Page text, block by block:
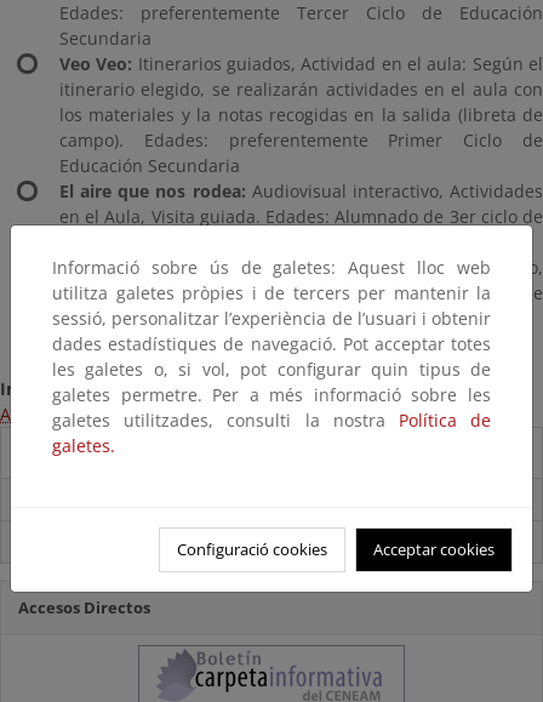
Edades: preferentemente Tercer Ciclo de Educación
Secundaria
Veo Veo: Itinerarios guiados, Actividad en el aula: Según el
itinerario elegido, se realizarán actividades en el aula con
los materiales y la notas recogidas en la salida (libreta de
campo). Edades: preferentemente Primer Ciclo de
Educación Secundaria
El aire que nos rodea: Audiovisual interactivo, Actividades
en el Aula, Visita guiada. Edades: Alumnado de 3er ciclo de
La energía que mueve mi ciudad:Audiovisual interactivo,
Visita guiada, Actividades en el aula. Edades: Alumnado de
Educación Secundaria Obligatoria
Información:
Acceso a la página web del programa
Destacados
Suscríbete a la Carpeta Informativa del Ceneam
Accesos Directos
Informació sobre ús de galetes: Aquest lloc web
utilitza galetes pròpies i de tercers per mantenir la
sessió, personalitzar l’experiència de l’usuari i obtenir
dades estadístiques de navegació. Pot acceptar totes
les galetes o, si vol, pot configurar quin tipus de
galetes permetre. Per a més informació sobre les
galetes utilitzades, consulti la nostra Política de
galetes.
Configuració cookies Acceptar cookies